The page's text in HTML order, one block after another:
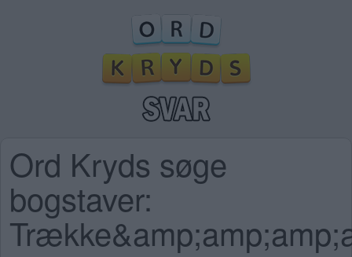
Ord Kryds søge
bogstaver: